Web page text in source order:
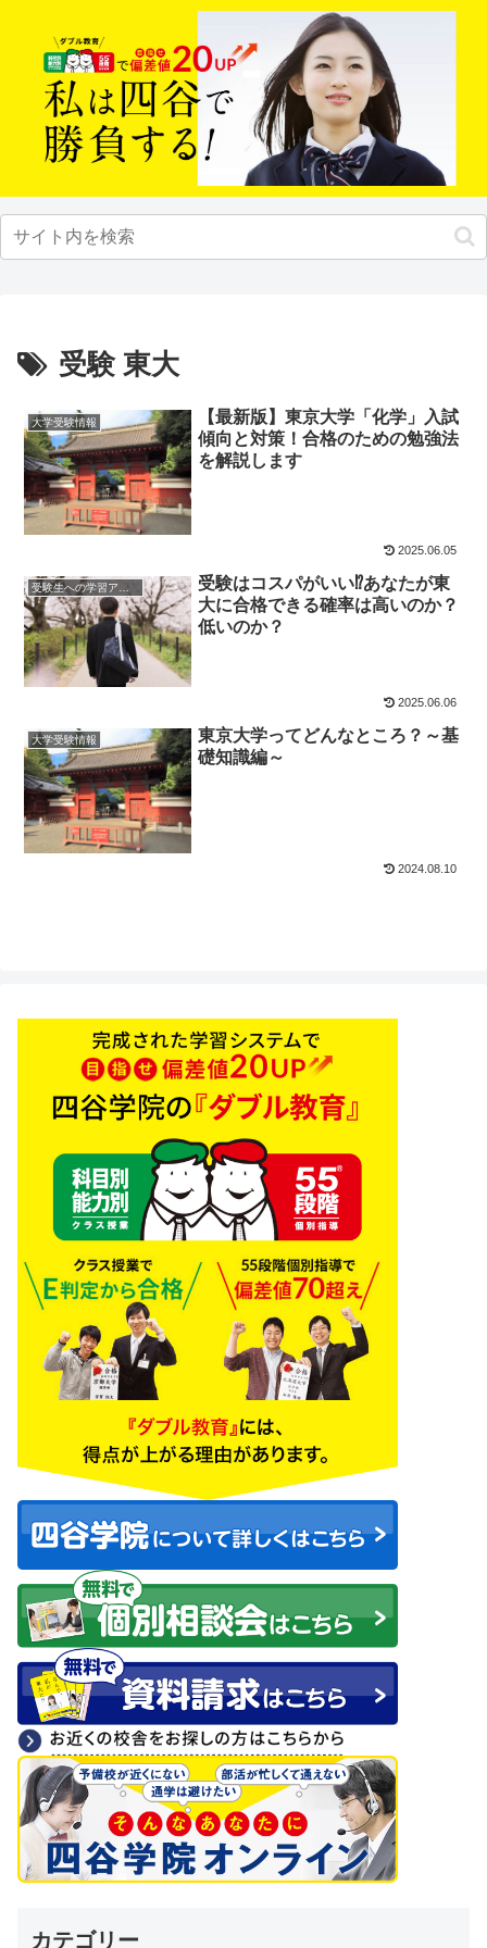
受験 東大
大学受験情報
【最新版】東京大学「化学」入試
傾向と対策！合格のための勉強法
を解説します
2025.06.05
受験生への学習アドバイス
受験はコスパがいい⁉あなたが東
大に合格できる確率は高いのか？
低いのか？
2025.06.06
大学受験情報
東京大学ってどんなところ？～基
礎知識編～
2024.08.10
カテゴリー